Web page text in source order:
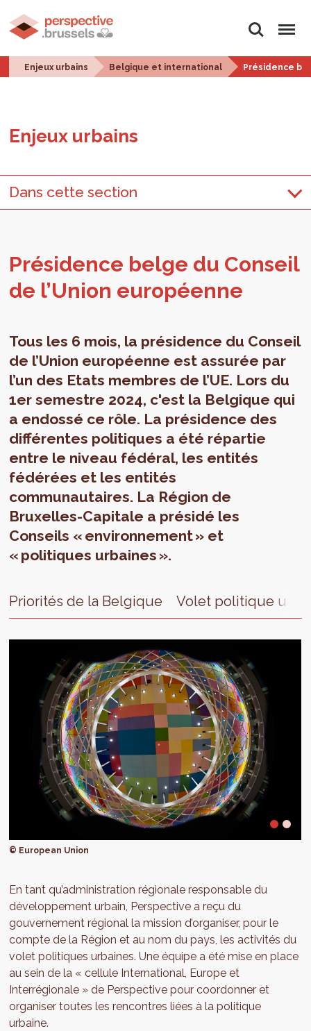
Rechercher
Menu
Enjeux urbains Belgique et international Présidence
Enjeux urbains
Dans cette section
Pré­si­dence belge du Conseil
de l’Union euro­péenne
Tous les 6 mois, la présidence du Conseil
de l’Union européenne est assurée par
l’un des Etats membres de l’UE. Lors du
1er semestre 2024, c'est la Belgique qui
a endossé ce rôle. La présidence des
différentes politiques a été répartie
entre le niveau fédéral, les entités
fédérées et les entités
communautaires. La Région de
Bruxelles-Capitale a présidé les
Conseils « environnement » et
« politiques urbaines ».
Priorités de la Belgique Volet politique
© European Union
En tant qu’administration régionale responsable du
développement urbain, Perspective a reçu du
gouvernement régional la mission d’organiser, pour le
compte de la Région et au nom du pays, les activités du
volet politiques urbaines. Une équipe a été mise en place
au sein de la « cellule International, Europe et
Interrégionale » de Perspective pour coordonner et
organiser toutes les rencontres liées à la politique
urbaine.